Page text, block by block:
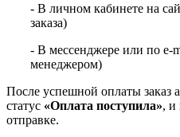
- В личном кабинете на
заказа)
- В мессенджере или по e-
менеджером)
После успешной оплаты заказ
статус «Оплата поступила», и
отправке.